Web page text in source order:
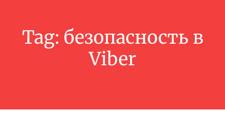
Tag: безопасность в
Viber